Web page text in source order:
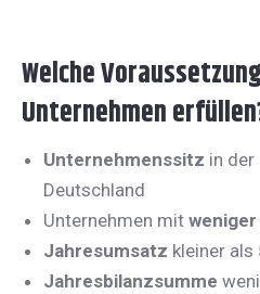
Welche
Unternehmen
Unternehmenssitz in der
Deutschland
Unternehmen mit
Jahresumsatz kleiner als
Jahresbilanzsumme